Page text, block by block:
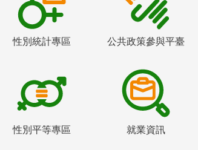
性別統計專區 公共政策參與平臺
性別平等專區 就業資訊